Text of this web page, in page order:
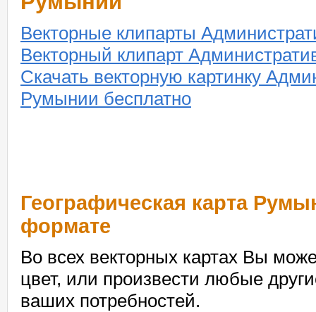
Векторные клипарты
Векторный клипарт
Скачать векторную картинку
Румынии бесплатно
Географическая карта
формате
Во всех векторных картах Вы
цвет, или произвести любые
ваших потребностей.